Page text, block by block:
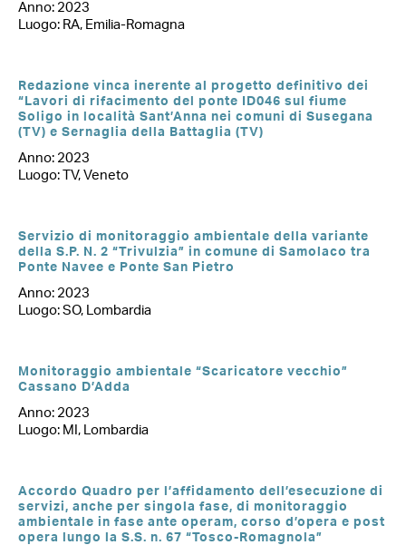
Anno: 2023
Luogo: RA, Emilia-Romagna
Redazione vinca inerente al progetto definitivo dei
“Lavori di rifacimento del ponte ID046 sul fiume
Soligo in località Sant’Anna nei comuni di Susegana
(TV) e Sernaglia della Battaglia (TV)
Anno: 2023
Luogo: TV, Veneto
Servizio di monitoraggio ambientale della variante
della S.P. N. 2 “Trivulzia” in comune di Samolaco tra
Ponte Navee e Ponte San Pietro
Anno: 2023
Luogo: SO, Lombardia
Monitoraggio ambientale “Scaricatore vecchio”
Cassano D’Adda
Anno: 2023
Luogo: MI, Lombardia
Accordo Quadro per l’affidamento dell’esecuzione di
servizi, anche per singola fase, di monitoraggio
ambientale in fase ante operam, corso d’opera e post
opera lungo la S.S. n. 67 “Tosco-Romagnola”